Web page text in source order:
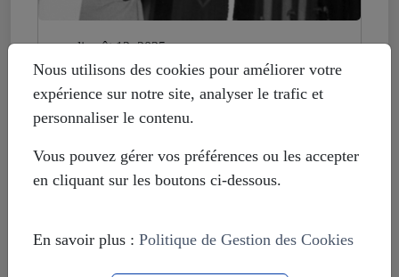
mardi août 12, 2025
Histoire déformée : les Européistes
veulent fonder leur unité sur la
russophobie
Nous utilisons des cookies pour améliorer votre
expérience sur notre site, analyser le trafic et
personnaliser le contenu.
Vous pouvez gérer vos préférences ou les accepter
en cliquant sur les boutons ci-dessous.
En savoir plus : Politique de Gestion des Cookies